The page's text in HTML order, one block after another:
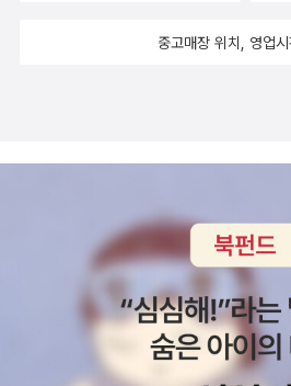
중고매장 위치, 영업시